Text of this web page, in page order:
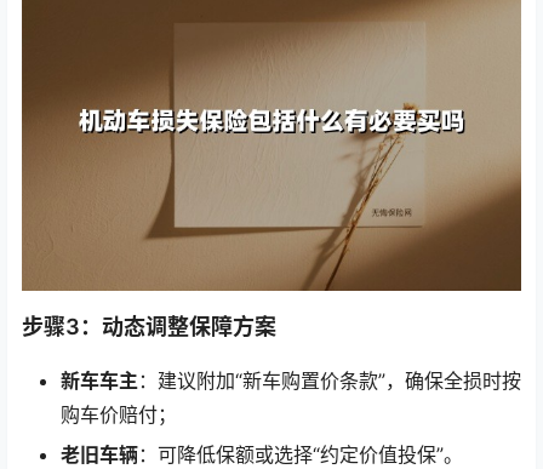
步骤3：动态调整保障方案
新车车主：建议附加“新车购置价条款”，确保全损时按
购车价赔付；
老旧车辆：可降低保额或选择“约定价值投保”。